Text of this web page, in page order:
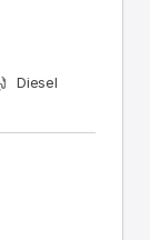
Diesel